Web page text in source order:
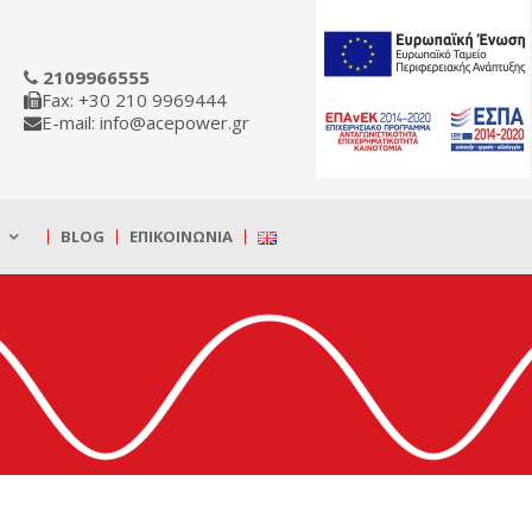
2109966555
Fax: +30 210 9969444
E-mail: info@acepower.gr
BLOG ΕΠΙΚΟΙΝΩΝΊΑ